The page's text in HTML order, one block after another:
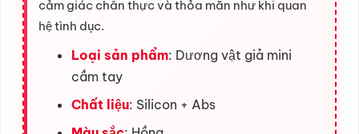
cảm giác chân thực và thỏa mãn như khi quan
hệ tình dục.
Loại sản phẩm: Dương vật giả mini
cầm tay
Chất liệu: Silicon + Abs